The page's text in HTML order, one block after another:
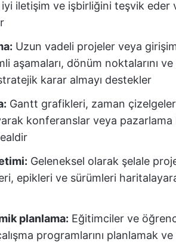
iletişim ve işbirliğini teşvik eder
Uzun vadeli projeler veya
aşamaları, dönüm noktalarını
karar almayı destekler
Gantt grafikleri, zaman
konferanslar veya pazarlama
Geleneksel olarak şelale
epikleri ve sürümleri
planlama: Eğitimciler ve
programlarını planlamak